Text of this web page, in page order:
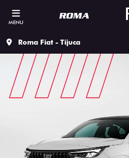
MENU
Roma Fiat - Tijuca